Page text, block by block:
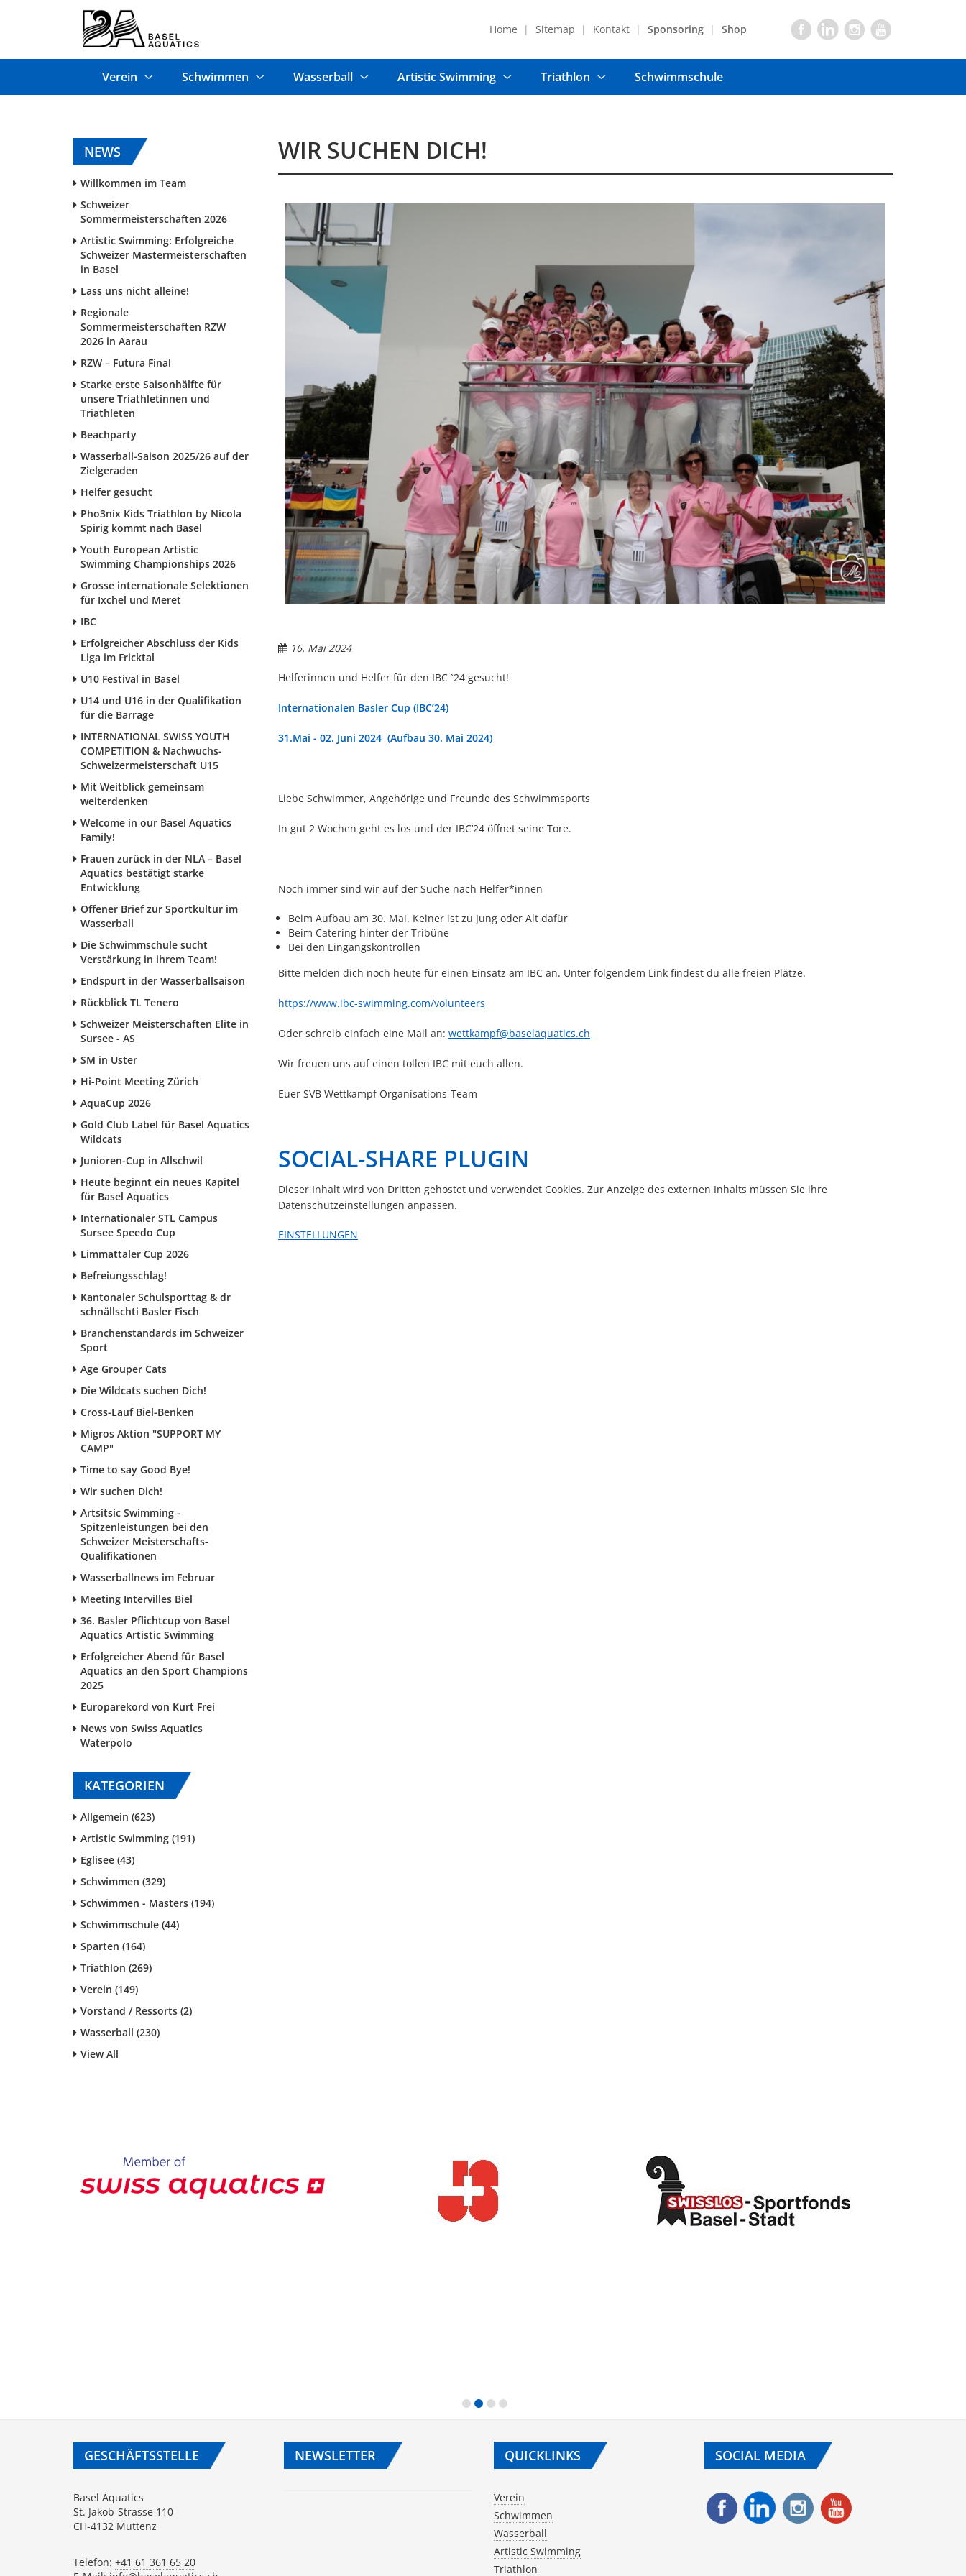
Home Sitemap Kontakt Sponsoring Shop
Verein Schwimmen Wasserball Artistic Swimming Triathlon Schwimmschule
NEWS
Willkommen im Team
Schweizer
Sommermeisterschaften 2026
Artistic Swimming: Erfolgreiche
Schweizer Mastermeisterschaften
in Basel
Lass uns nicht alleine!
Regionale
Sommermeisterschaften RZW
2026 in Aarau
RZW – Futura Final
Starke erste Saisonhälfte für
unsere Triathletinnen und
Triathleten
Beachparty
Wasserball-Saison 2025/26 auf der
Zielgeraden
Helfer gesucht
Pho3nix Kids Triathlon by Nicola
Spirig kommt nach Basel
Youth European Artistic
Swimming Championships 2026
Grosse internationale Selektionen
für Ixchel und Meret
IBC
Erfolgreicher Abschluss der Kids
Liga im Fricktal
U10 Festival in Basel
U14 und U16 in der Qualifikation
für die Barrage
INTERNATIONAL SWISS YOUTH
COMPETITION & Nachwuchs-
Schweizermeisterschaft U15
Mit Weitblick gemeinsam
weiterdenken
Welcome in our Basel Aquatics
Family!
Frauen zurück in der NLA – Basel
Aquatics bestätigt starke
Entwicklung
Offener Brief zur Sportkultur im
Wasserball
Die Schwimmschule sucht
Verstärkung in ihrem Team!
Endspurt in der Wasserballsaison
Rückblick TL Tenero
Schweizer Meisterschaften Elite in
Sursee - AS
SM in Uster
Hi-Point Meeting Zürich
AquaCup 2026
Gold Club Label für Basel Aquatics
Wildcats
Junioren-Cup in Allschwil
Heute beginnt ein neues Kapitel
für Basel Aquatics
Internationaler STL Campus
Sursee Speedo Cup
Limmattaler Cup 2026
Befreiungsschlag!
Kantonaler Schulsporttag & dr
schnällschti Basler Fisch
Branchenstandards im Schweizer
Sport
Age Grouper Cats
Die Wildcats suchen Dich!
Cross-Lauf Biel-Benken
Migros Aktion "SUPPORT MY
CAMP"
Time to say Good Bye!
Wir suchen Dich!
Artsitsic Swimming -
Spitzenleistungen bei den
Schweizer Meisterschafts-
Qualifikationen
Wasserballnews im Februar
Meeting Intervilles Biel
36. Basler Pflichtcup von Basel
Aquatics Artistic Swimming
Erfolgreicher Abend für Basel
Aquatics an den Sport Champions
2025
Europarekord von Kurt Frei
News von Swiss Aquatics
Waterpolo
KATEGORIEN
Allgemein (623)
Artistic Swimming (191)
Eglisee (43)
Schwimmen (329)
Schwimmen - Masters (194)
Schwimmschule (44)
Sparten (164)
Triathlon (269)
Verein (149)
Vorstand / Ressorts (2)
Wasserball (230)
View All
WIR SUCHEN DICH!
16. Mai 2024
Helferinnen und Helfer für den IBC `24 gesucht!
Internationalen Basler Cup (IBC’24)
31.Mai - 02. Juni 2024 (Aufbau 30. Mai 2024)
Liebe Schwimmer, Angehörige und Freunde des Schwimmsports
In gut 2 Wochen geht es los und der IBC’24 öffnet seine Tore.
Noch immer sind wir auf der Suche nach Helfer*innen
Beim Aufbau am 30. Mai. Keiner ist zu Jung oder Alt dafür
Beim Catering hinter der Tribüne
Bei den Eingangskontrollen
Bitte melden dich noch heute für einen Einsatz am IBC an. Unter folgendem Link findest du alle freien Plätze.
https://www.ibc-swimming.com/volunteers
Oder schreib einfach eine Mail an: wettkampf@baselaquatics.ch
Wir freuen uns auf einen tollen IBC mit euch allen.
Euer SVB Wettkampf Organisations-Team
SOCIAL-SHARE PLUGIN
Dieser Inhalt wird von Dritten gehostet und verwendet Cookies. Zur Anzeige des externen Inhalts müssen Sie ihre
Datenschutzeinstellungen anpassen.
EINSTELLUNGEN
GESCHÄFTSSTELLE
Basel Aquatics
St. Jakob-Strasse 110
CH-4132 Muttenz
Telefon: +41 61 361 65 20
NEWSLETTER QUICKLINKS
Verein
Schwimmen
Wasserball
Artistic Swimming
Triathlon
SOCIAL MEDIA